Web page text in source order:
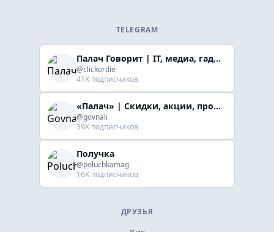
TELEGRAM
Палач Говорит | IT, медиа, гaджеты, скидки
@clickordie
41K подписчиков
«Палач» | Скидки, акции, промокоды
@govnali
39K подписчиков
Получка
@poluchkamag
16K подписчиков
ДРУЗЬЯ